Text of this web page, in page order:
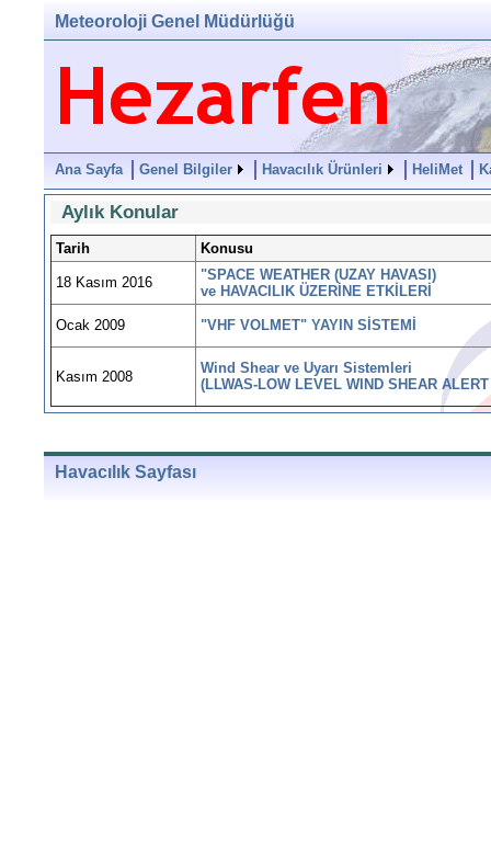
Meteoroloji Genel Müdürlüğü
Ana Sayfa Genel Bilgiler Havacılık Ürünleri HeliMet
Aylık Konular
Tarih Konusu
18 Kasım 2016
"SPACE WEATHER (UZAY HAVASI)
ve HAVACILIK ÜZERİNE ETKİLERİ
Ocak 2009 "VHF VOLMET" YAYIN SİSTEMİ
Kasım 2008
Wind Shear ve Uyarı Sistemleri
(LLWAS-LOW LEVEL WIND SHEAR
Havacılık Sayfası